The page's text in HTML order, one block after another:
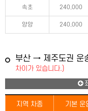
속초 240,000
양양 240,000
부산 → 제주도권 운
차이가 있습니다.)
지역 차종 기본 운